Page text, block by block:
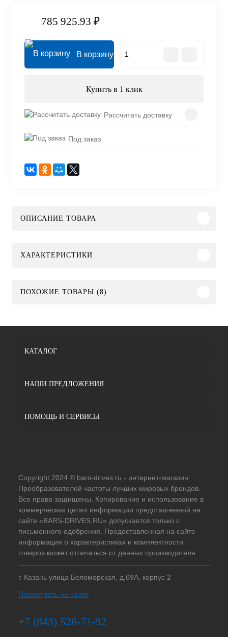
785 925.93 ₽
В корзину
Купить в 1 клик
Рассчитать доставку
Под заказ
ОПИСАНИЕ ТОВАРА
ХАРАКТЕРИСТИКИ
ПОХОЖИЕ ТОВАРЫ (8)
КАТАЛОГ
НАШИ ПРЕДЛОЖЕНИЯ
ПОМОЩЬ И СЕРВИСЫ
Copyright 2024 © bars-drives.ru - интернет-магазин
Преобразователей частоты лучших мировых брендов.
Все права защищены. Копирование и использование в
коммерческих целях информации представленной на
сайте «BARS-DRIVES.RU» допускается только с
письменного одобрения. Предоставленная на сайте
информация о характеристиках и комплектности
товаров может отличаться от данных производителя
г. Казань улица Беломорская, д.69А, корпус 2
Посмотреть на карте
+7 (843) 526-71-92